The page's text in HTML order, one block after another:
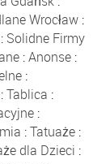
Wrocław:
Solidne Firmy
:Anonse:
:
Tablica :
:
:Tatuaże:
dla Dzieci :